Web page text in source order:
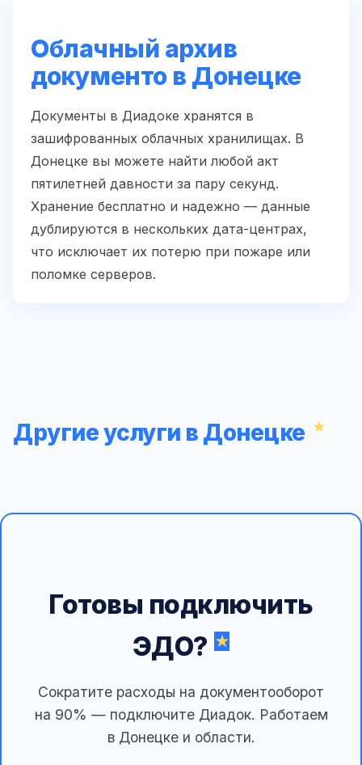
Облачный архив
документо в Донецке
Документы в Диадоке хранятся в
зашифрованных облачных хранилищах. В
Донецке вы можете найти любой акт
пятилетней давности за пару секунд.
Хранение бесплатно и надежно — данные
дублируются в нескольких дата-центрах,
что исключает их потерю при пожаре или
поломке серверов.
Другие услуги в Донецке
Готовы подключить
ЭДО?
Сократите расходы на документооборот
на 90% — подключите Диадок. Работаем
в Донецке и области.